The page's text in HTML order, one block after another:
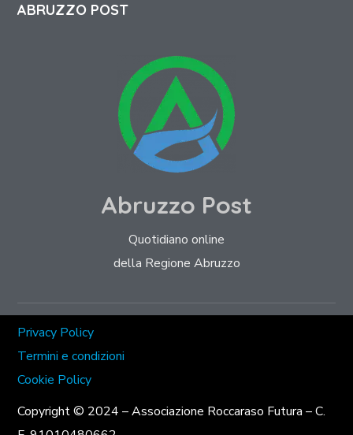
ABRUZZO POST
Abruzzo Post
Quotidiano online
della Regione Abruzzo
Privacy Policy
Termini e condizioni
Cookie Policy
Copyright © 2024 – Associazione Roccaraso Futura – C.